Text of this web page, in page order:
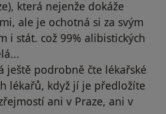
která nejenže dokáže
ale je ochotná si za svým
i stát. což 99% alibistických
ještě podrobně čte lékařské
lékařů, když jí je předložíte
ani v Praze, ani v